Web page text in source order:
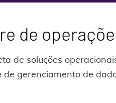
de
de soluções
gerenciamento de